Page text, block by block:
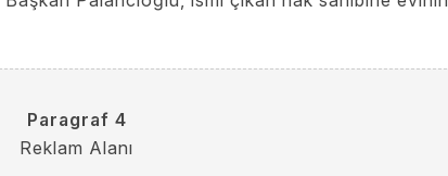
Paragraf 4
Reklam Alanı